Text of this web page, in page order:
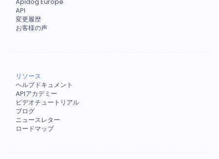
API
変更履歴
お客様の声
リソース
ヘルプドキュメント
APIアカデミー
ビデオチュートリアル
ブログ
ニュースレター
ロードマップ